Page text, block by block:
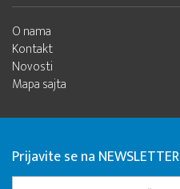
O nama
Kontakt
Novosti
Mapa sajta
Prijavite se na NEWSLETTER